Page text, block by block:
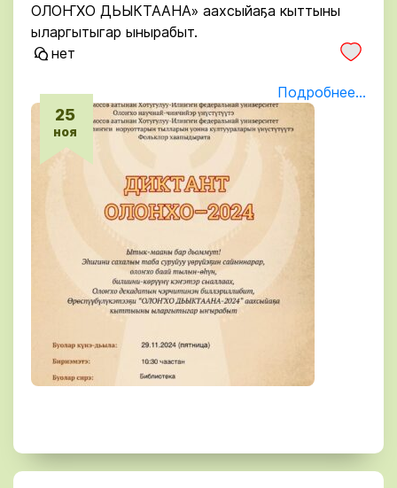
25
ноя
ОЛОҤХО ДЬЫКТААНА» аахсыйаҕа кыттыны
ыларгытыгар ынырабыт.
нет
Подробнее...